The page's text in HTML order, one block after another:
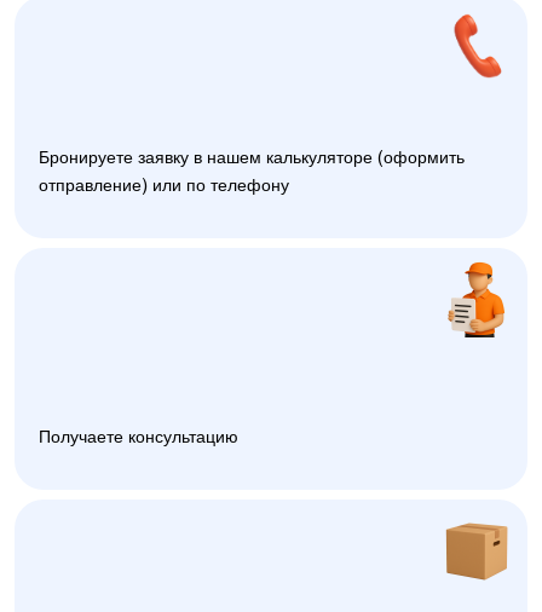
Бронируете заявку в нашем калькуляторе (оформить
отправление) или по телефону
Получаете консультацию